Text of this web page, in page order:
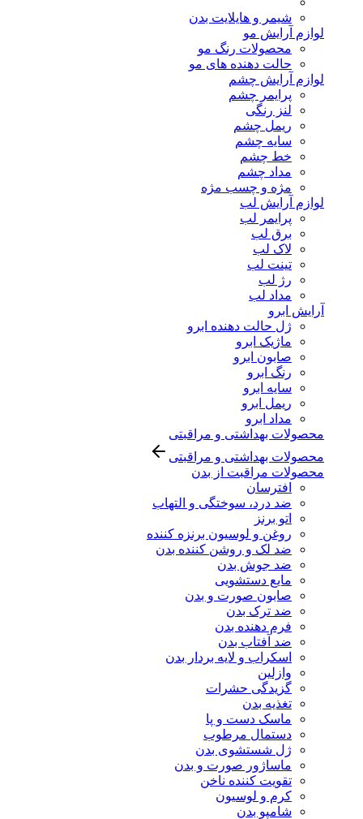
شیمر و هایلایت بدن
لوازم آرایش مو
محصولات رنگ مو
حالت دهنده های مو
لوازم آرایش چشم
پرایمر چشم
لنز رنگی
ریمل چشم
سایه چشم
خط چشم
مداد چشم
مژه و چسب مژه
لوازم آرایش لب
پرایمر لب
برق لب
لاک لب
تینت لب
رژ لب
مداد لب
آرایش ابرو
ژل حالت دهنده ابرو
ماژیک ابرو
صابون ابرو
رنگ ابرو
سایه ابرو
ریمل ابرو
مداد ابرو
محصولات بهداشتی و مراقبتی
محصولات بهداشتی و مراقبتی
محصولات مراقبت از بدن
افترسان
ضد درد، سوختگی و التهاب
اتو برنز
روغن و لوسیون برنزه کننده
ضد لک و روشن کننده بدن
ضد جوش بدن
مایع دستشویی
صابون صورت و بدن
ضد ترک بدن
فرم دهنده بدن
ضد آفتاب بدن
اسکراب و لایه بردار بدن
وازلین
گزیدگی حشرات
تغذیه بدن
ماسک دست و پا
دستمال مرطوب
ژل شستشوی بدن
ماساژور صورت و بدن
تقویت کننده ناخن
کرم و لوسیون
شامپو بدن